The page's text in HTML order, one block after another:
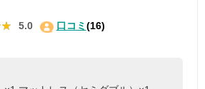
5.0 口コミ(16)